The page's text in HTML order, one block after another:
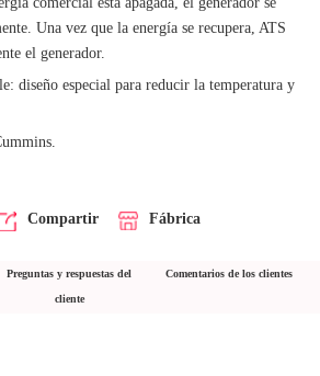
Una vez que la energía se recupera, ATS
el generador.
diseño especial para reducir la temperatura y
Compartir Fábrica
Preguntas y respuestas del
cliente
Comentarios de los clientes